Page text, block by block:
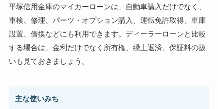
平塚信用金庫のマイカーローンは、自動車購入だけでなく、
車検、修理、パーツ・オプション購入、運転免許取得、車庫
設置、借換などにも利用できます。ディーラーローンと比較
する場合は、金利だけでなく所有権、繰上返済、保証料の扱
いも見ておきましょう。
主な使いみち